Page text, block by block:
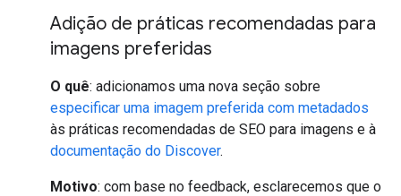
Adição de práticas recomendadas para
imagens preferidas
O quê: adicionamos uma nova seção sobre
especificar uma imagem preferida com metadados
às práticas recomendadas de SEO para imagens e à
documentação do Discover.
Motivo: com base no feedback, esclarecemos que o